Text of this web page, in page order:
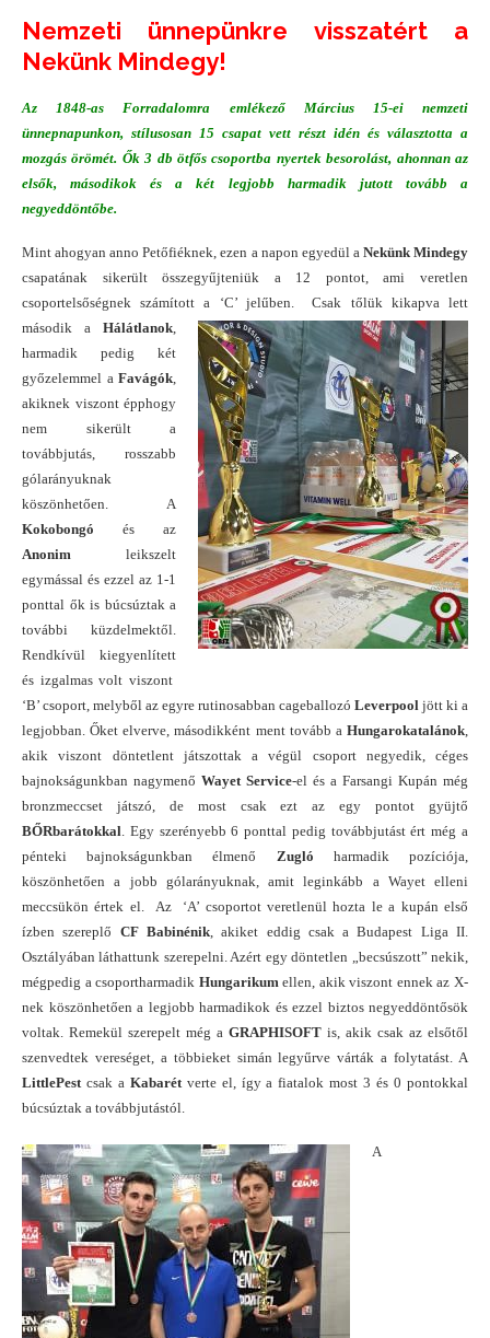
Nemzeti ünnepünkre visszatért a
Nekünk Mindegy!
Az 1848-as Forradalomra emlékező Március 15-ei nemzeti
ünnepnapunkon, stílusosan 15 csapat vett részt idén és választotta a
mozgás örömét. Ők 3 db ötfős csoportba nyertek besorolást, ahonnan az
elsők, másodikok és a két legjobb harmadik jutott tovább a
negyeddöntőbe.
Mint ahogyan anno Petőfiéknek, ezen a napon egyedül a Nekünk Mindegy
csapatának sikerült összegyűjteniük a 12 pontot, ami veretlen
csoportelsőségnek számított a ‘C’ jelűben.
Csak tőlük kikapva lett
második a Hálátlanok,
harmadik pedig két
győzelemmel a Favágók,
akiknek viszont épphogy
nem sikerült a
továbbjutás, rosszabb
gólarányuknak
köszönhetően. A
Kokobongó és az
Anonim leikszelt
egymással és ezzel az 1-1
ponttal ők is búcsúztak a
további küzdelmektől.
Rendkívül kiegyenlített
és izgalmas volt viszont
‘B’ csoport, melyből az egyre rutinosabban cageballozó Leverpool jött ki a
legjobban. Őket elverve, másodikként ment tovább a Hungarokatalánok,
akik viszont döntetlent játszottak a végül csoport negyedik, céges
bajnokságunkban nagymenő Wayet Service-el és a Farsangi Kupán még
bronzmeccset játszó, de most csak ezt az egy pontot gyüjtő
BŐRbarátokkal. Egy szerényebb 6 ponttal pedig továbbjutást ért még a
pénteki bajnokságunkban élmenő Zugló harmadik pozíciója,
köszönhetően a jobb gólarányuknak, amit leginkább a Wayet elleni
meccsükön értek el. Az ‘A’ csoportot veretlenül hozta le a kupán első
ízben szereplő CF Babinénik, akiket eddig csak a Budapest Liga II.
Osztályában láthattunk szerepelni. Azért egy döntetlen „becsúszott” nekik,
mégpedig a csoportharmadik Hungarikumellen, akik viszont ennek az X-
nek köszönhetően a legjobb harmadikok és ezzel biztos negyeddöntősök
voltak. Remekül szerepelt még a GRAPHISOFT is, akik csak az elsőtől
szenvedtek vereséget, a többieket simán legyűrve várták a folytatást. A
LittlePestcsak a Kabarétverte el, így a fiatalok most 3 és 0 pontokkal
búcsúztak a továbbjutástól.
A